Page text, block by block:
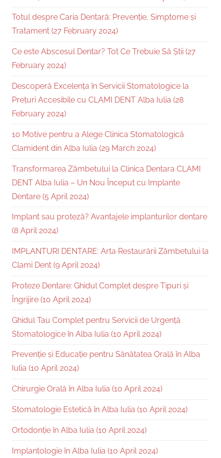
Totul despre Caria Dentară: Prevenție, Simptome și
Tratament (27 February 2024)
Ce este Abscesul Dentar? Tot Ce Trebuie Să Știi (27
February 2024)
Descoperă Excelența în Servicii Stomatologice la
Prețuri Accesibile cu CLAMI DENT Alba Iulia (28
February 2024)
10 Motive pentru a Alege Clinica Stomatologică
Clamident din Alba Iulia (29 March 2024)
Transformarea Zâmbetului la Clinica Dentara CLAMI
DENT Alba Iulia – Un Nou Început cu Implante
Dentare (5 April 2024)
Implant sau proteză? Avantajele implanturilor dentare
(8 April 2024)
IMPLANTURI DENTARE: Arta Restaurării Zâmbetului la
Clami Dent (9 April 2024)
Proteze Dentare: Ghidul Complet despre Tipuri și
Îngrijire (10 April 2024)
Ghidul Tau Complet pentru Servicii de Urgență
Stomatologice în Alba Iulia (10 April 2024)
Prevenție și Educație pentru Sănătatea Orală în Alba
Iulia (10 April 2024)
Chirurgie Orală în Alba Iulia (10 April 2024)
Stomatologie Estetică în Alba Iulia (10 April 2024)
Ortodonție în Alba Iulia (10 April 2024)
Implantologie în Alba Iulia (10 April 2024)